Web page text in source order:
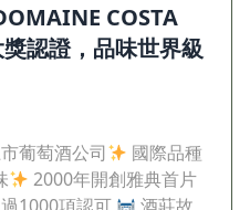
COSTA
認證，品味世界級
葡萄酒公司
國際品種
2000年開創雅典首片